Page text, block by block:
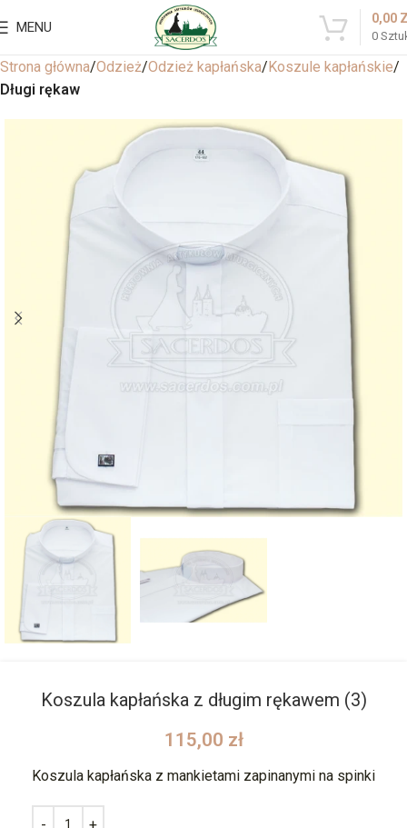
MENU
0
0,00
Strona główna Odzież Odzież kapłańska Koszule kapłańskie
Długi rękaw
Koszula kapłańska z długim rękawem (3)
115,00 zł
Koszula kapłańska z mankietami zapinanymi na spinki